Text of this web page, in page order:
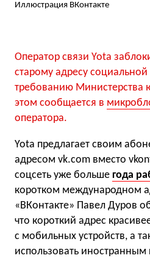
Иллюстрация ВКонтакте
Оператор связи Yota
старому адресу социальной
требованию Министерства
этом сообщается в
оператора.
Yota предлагает своим
адресом vk.com вместо
соцсеть уже больше года
коротком международном
«ВКонтакте» Павел Дуров
что короткий адрес
с мобильных устройств, а
использовать иностранным